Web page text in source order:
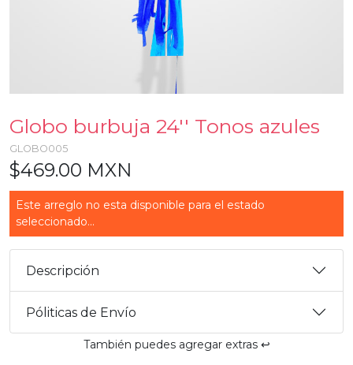
Globo burbuja 24'' Tonos azules
GLOBO005
$469.00 MXN
Este arreglo no esta disponible para el estado
seleccionado...
Descripción
Póliticas de Envío
También puedes agregar extras ↩️